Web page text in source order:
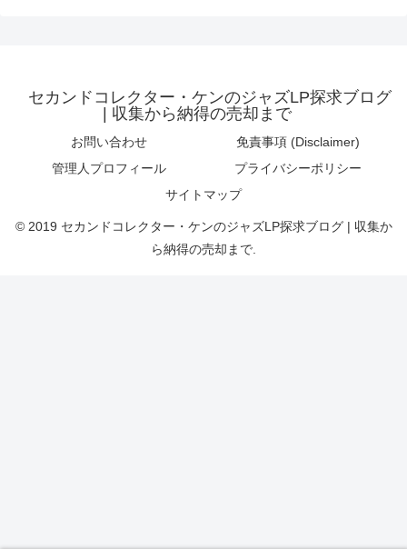
セカンドコレクター・ケンのジャズLP探求ブログ
| 収集から納得の売却まで
お問い合わせ
免責事項 (Disclaimer)
管理人プロフィール
プライバシーポリシー
サイトマップ
© 2019 セカンドコレクター・ケンのジャズLP探求ブログ | 収集か
ら納得の売却まで.